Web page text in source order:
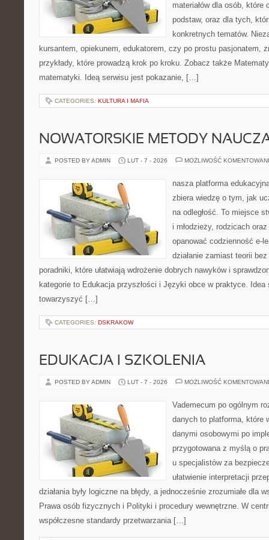
materiałów dla osób,
podstaw, oraz dla tych,
konkretnych tematów.
kursantem, opiekunem, edukatorem, czy po prostu pasjonatem,
przykłady, które prowadzą krok po kroku. Zobacz także
matematyki. Ideą serwisu jest pokazanie, […]
CATEGORIES: KULTURA I MAFIA
NOWATORSKIE METODY
POSTED BY ADMIN LUT - 7 - 2026 MOŻLIWOŚĆ
nasza platforma
zbiera wiedzę o tym, jak
na odległość. To miejsce
i młodzieży, rodzicach
opanować codzienność e-
działanie zamiast teorii
poradniki, które ułatwiają wdrożenie dobrych nawyków i
kategorie to Edukacja przyszłości i Języki obce w praktyce.
towarzyszyć […]
CATEGORIES: DSKRAKOW
EDUKACJA I SZKOLENIA
POSTED BY ADMIN LUT - 7 - 2026 MOŻLIWOŚĆ
Vademecum po ogólnym
danych to platforma, które
danymi osobowymi po
przygotowana z myślą o
u specjalistów za
ułatwienie interpretacji
działania były logiczne na błędy, a jednocześnie zrozumiałe dla
Prawa osób fizycznych i Polityki i procedury wewnętrzne. W
współczesne standardy przetwarzania […]